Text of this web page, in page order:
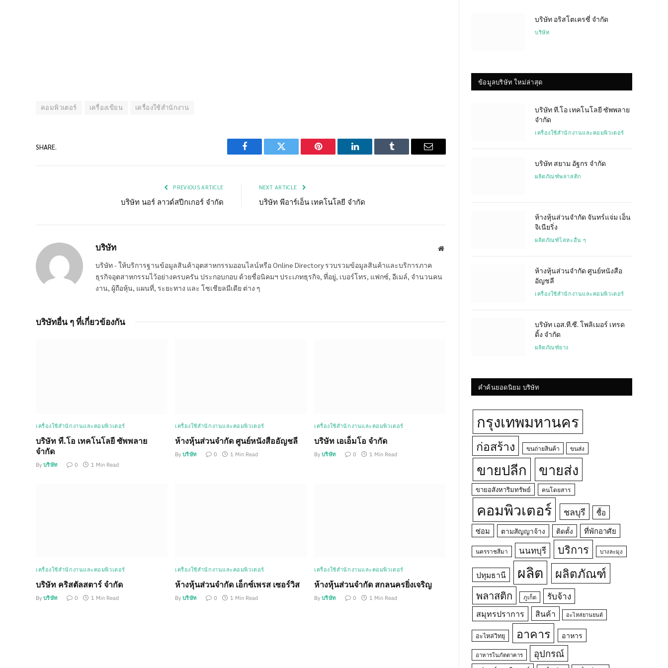
คอมพิวเตอร์ เครื่องเขียน เครื่องใช้สำนักงาน
SHARE.
Facebook Twitter Pinterest LinkedIn Tumblr Email
PREVIOUS ARTICLE
บริษัท นอร์ ลาวด์สปีกเกอร์ จำกัด
NEXT ARTICLE
บริษัท พีอาร์เอ็น เทคโนโลยี จำกัด
บริษัท Website
บริษัท - ให้บริการฐานข้อมูลสินค้าอุตสาหกรรมออนไลน์หรือ Online Directory รวบรวมข้อมูลสินค้าและบริการภาค
ธุรกิจอุตสาหกรรมไว้อย่างครบครัน ประกอบกอบ ด้วยชื่อนิคมฯ ประเภทธุรกิจ, ที่อยู่, เบอร์โทร, แฟกซ์, อีเมล์, จำนวนคน
งาน, ผู้ถือหุ้น, แผนที่, ระยะทาง และ โซเชียลมีเดีย ต่าง ๆ
บริษัทอื่น ๆ ที่เกี่ยวข้องกัน
เครื่องใช้สำนักงานและคอมพิวเตอร์
บริษัท ที.โอ เทคโนโลยี ซัพพลาย
จำกัด
By บริษัท 0 1 Min Read
เครื่องใช้สำนักงานและคอมพิวเตอร์
ห้างหุ้นส่วนจำกัด ศูนย์หนังสืออัญชลี
By บริษัท 0 1 Min Read
เครื่องใช้สำนักงานและคอมพิวเตอร์
บริษัท เอเอ็มโอ จำกัด
By บริษัท 0 1 Min Read
เครื่องใช้สำนักงานและคอมพิวเตอร์
บริษัท คริสตัลสตาร์ จำกัด
By บริษัท 0 1 Min Read
เครื่องใช้สำนักงานและคอมพิวเตอร์
ห้างหุ้นส่วนจำกัด เอ็กซ์เพรส เซอร์วิส
By บริษัท 0 1 Min Read
เครื่องใช้สำนักงานและคอมพิวเตอร์
ห้างหุ้นส่วนจำกัด สกลนครยิ่งเจริญ
By บริษัท 0 1 Min Read
บริษัท อริสโตเครซี่ จำกัด
บริษัท
ข้อมูลบริษัท ใหม่ล่าสุด
บริษัท ที.โอ เทคโนโลยี ซัพพลาย
จำกัด
เครื่องใช้สำนักงานและคอมพิวเตอร์
บริษัท สยาม อัฐกร จำกัด
ผลิตภัณฑ์พลาสติก
ห้างหุ้นส่วนจำกัด จันทร์แจ่ม เอ็น
จิเนียริ่ง
ผลิตภัณฑ์โลหะอื่น ๆ
ห้างหุ้นส่วนจำกัด ศูนย์หนังสือ
อัญชลี
เครื่องใช้สำนักงานและคอมพิวเตอร์
บริษัท เอส.ที.ซี. โพลิเมอร์ เทรด
ดิ้ง จำกัด
ผลิตภัณฑ์ยาง
คำค้นยอดนิยม บริษัท
กรุงเทพมหานคร
ก่อสร้าง ขนถ่ายสินค้า ขนส่ง
ขายปลีก ขายส่ง
ขายอสังหาริมทรัพย์ คนโดยสาร
คอมพิวเตอร์ ชลบุรี
ซื้อ
ซ่อม
ตามสัญญาจ้าง ติดตั้ง ที่พักอาศัย
นครราชสีมา นนทบุรี บริการ บางละมุง
ปทุมธานี ผลิต ผลิตภัณฑ์
พลาสติก ภูเก็ต รับจ้าง
สมุทรปราการ สินค้า อะไหล่ยานยนต์
อะไหล่วิทยุ อาคาร อาหาร
อาหารในภัตตาคาร อุปกรณ์